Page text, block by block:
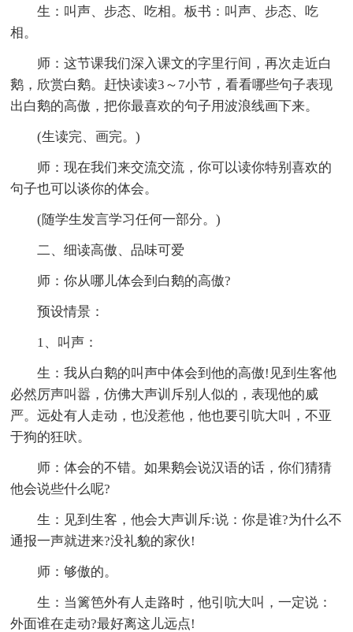
生：叫声、步态、吃相。板书：叫声、步态、吃
相。
师：这节课我们深入课文的字里行间，再次走近白
鹅，欣赏白鹅。赶快读读3～7小节，看看哪些句子表现
出白鹅的高傲，把你最喜欢的句子用波浪线画下来。
(生读完、画完。)
师：现在我们来交流交流，你可以读你特别喜欢的
句子也可以谈你的体会。
(随学生发言学习任何一部分。)
二、细读高傲、品味可爱
师：你从哪儿体会到白鹅的高傲?
预设情景：
1、叫声：
生：我从白鹅的叫声中体会到他的高傲!见到生客他
必然厉声叫嚣，仿佛大声训斥别人似的，表现他的威
严。远处有人走动，也没惹他，他也要引吭大叫，不亚
于狗的狂吠。
师：体会的不错。如果鹅会说汉语的话，你们猜猜
他会说些什么呢?
生：见到生客，他会大声训斥:说：你是谁?为什么不
通报一声就进来?没礼貌的家伙!
师：够傲的。
生：当篱笆外有人走路时，他引吭大叫，一定说：
外面谁在走动?最好离这儿远点!